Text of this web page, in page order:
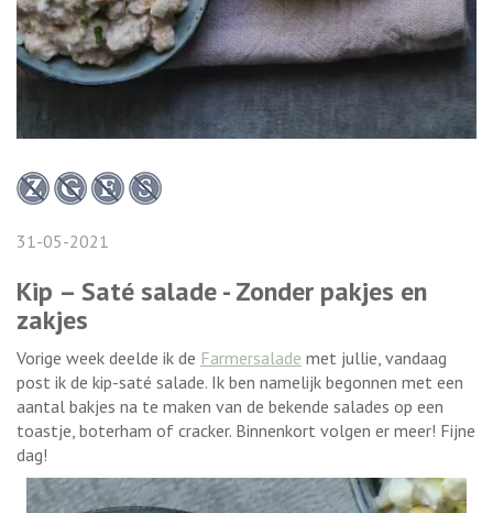
31-05-2021
Kip – Saté salade - Zonder pakjes en
zakjes
Vorige week deelde ik de Farmersalade met jullie, vandaag
post ik de kip-saté salade. Ik ben namelijk begonnen met een
aantal bakjes na te maken van de bekende salades op een
toastje, boterham of cracker. Binnenkort volgen er meer! Fijne
dag!